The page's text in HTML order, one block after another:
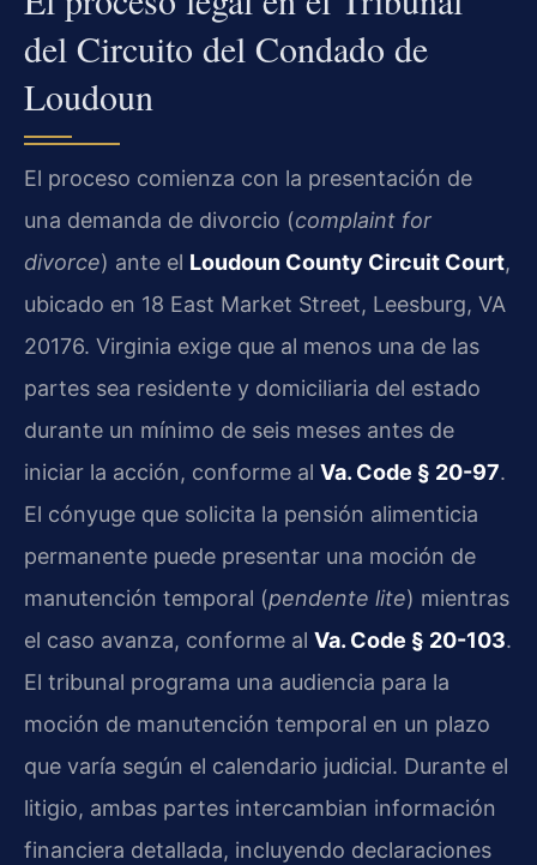
del Circuito del Condado de
Loudoun
El proceso comienza con la presentación de
una demanda de divorcio (complaint for
divorce) ante el Loudoun County Circuit Court,
ubicado en 18 East Market Street, Leesburg, VA
20176. Virginia exige que al menos una de las
partes sea residente y domiciliaria del estado
durante un mínimo de seis meses antes de
iniciar la acción, conforme al Va. Code § 20-97.
El cónyuge que solicita la pensión alimenticia
permanente puede presentar una moción de
manutención temporal (pendente lite) mientras
el caso avanza, conforme al Va. Code § 20-103.
El tribunal programa una audiencia para la
moción de manutención temporal en un plazo
que varía según el calendario judicial. Durante el
litigio, ambas partes intercambian información
financiera detallada, incluyendo declaraciones